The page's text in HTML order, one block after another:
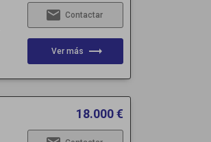
email Contactar
Ver más trending_flat
18.000 €